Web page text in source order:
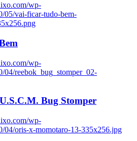
wp-
05/vai-ficar-tudo-bem-
wp-
04/reebok_bug_stomper_02-
Bug Stomper
wp-
04/oris-x-momotaro-13-335x256.jpg